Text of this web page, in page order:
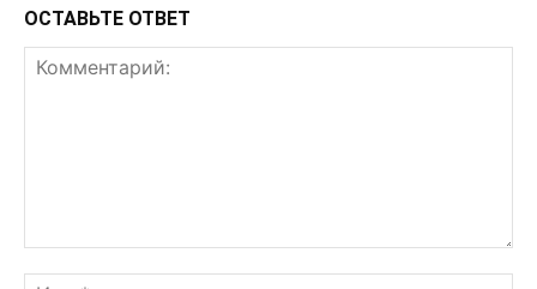
ОСТАВЬТЕ ОТВЕТ